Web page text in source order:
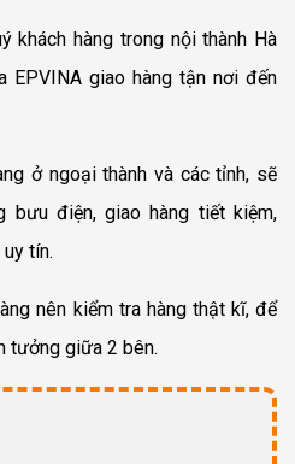
khách hàng trong nội thành Hà
EPVINA giao hàng tận nơi đến
ở ngoại thành và các tỉnh, sẽ
bưu điện, giao hàng tiết kiệm,
tín.
nên kiểm tra hàng thật kĩ, để
tưởng giữa 2 bên.